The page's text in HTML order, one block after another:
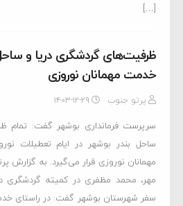
[…]
ظرفیت‌های گردشگری دریا و
خدمت مهمانان نوروزی
پرتو جنوب ۱۴۰۳-۱۲-۲۹
سرپرست فرمانداری بوشهر گفت: تمام
ساحل بندر بوشهر در ایام تعطیلات
مهمانان نوروزی قرار می‌گیرد. به گزارش
مهر، محمد مظفری در کمیته گردشگری
سفر شهرستان بوشهر گفت: در راستای